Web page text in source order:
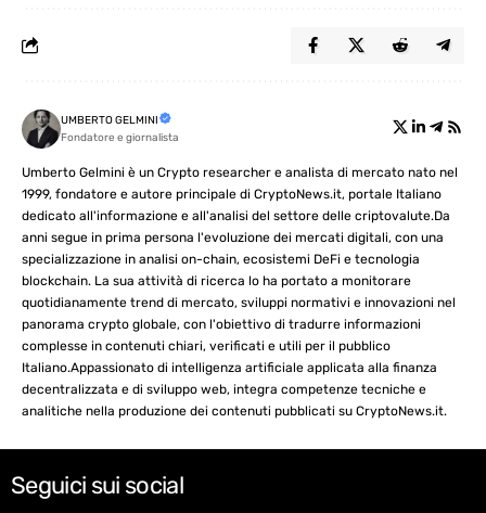
UMBERTO GELMINI
Fondatore e giornalista
Umberto Gelmini è un Crypto researcher e analista di mercato nato nel
1999, fondatore e autore principale di CryptoNews.it, portale Italiano
dedicato all'informazione e all'analisi del settore delle criptovalute.Da
anni segue in prima persona l'evoluzione dei mercati digitali, con una
specializzazione in analisi on-chain, ecosistemi DeFi e tecnologia
blockchain. La sua attività di ricerca lo ha portato a monitorare
quotidianamente trend di mercato, sviluppi normativi e innovazioni nel
panorama crypto globale, con l'obiettivo di tradurre informazioni
complesse in contenuti chiari, verificati e utili per il pubblico
Italiano.Appassionato di intelligenza artificiale applicata alla finanza
decentralizzata e di sviluppo web, integra competenze tecniche e
analitiche nella produzione dei contenuti pubblicati su CryptoNews.it.
Seguici sui social